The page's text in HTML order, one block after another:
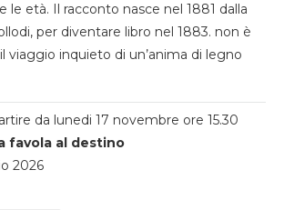
età. Il racconto nasce nel 1881 dalla
per diventare libro nel 1883. non è
viaggio inquieto di un’anima di legno
da lunedi 17 novembre ore 15.30
favola al destino
2026